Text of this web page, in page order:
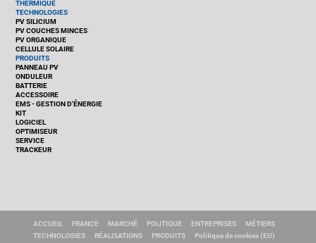
THERMIQUE
TECHNOLOGIES
PV SILICIUM
PV COUCHES MINCES
PV ORGANIQUE
CELLULE SOLAIRE
PRODUITS
PANNEAU PV
ONDULEUR
BATTERIE
ACCESSOIRE
EMS - GESTION D'ÉNERGIE
KIT
LOGICIEL
OPTIMISEUR
SERVICE
TRACKEUR
ACCUEIL FRANCE MARCHÉ POLITIQUE ENTREPRISES
MÉTIERS
TECHNOLOGIES
RÉALISATIONS PRODUITS
Politique de cookies (EU)